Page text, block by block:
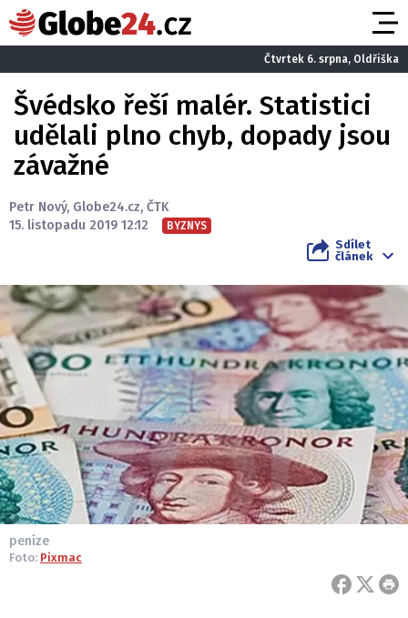
Čtvrtek 6. srpna, Oldřiška
Švédsko řeší malér. Statistici
udělali plno chyb, dopady jsou
závažné
Petr Nový, Globe24.cz, ČTK
15. listopadu 2019 12:12
BYZNYS
Sdílet
článek
peníze
Foto: Pixmac